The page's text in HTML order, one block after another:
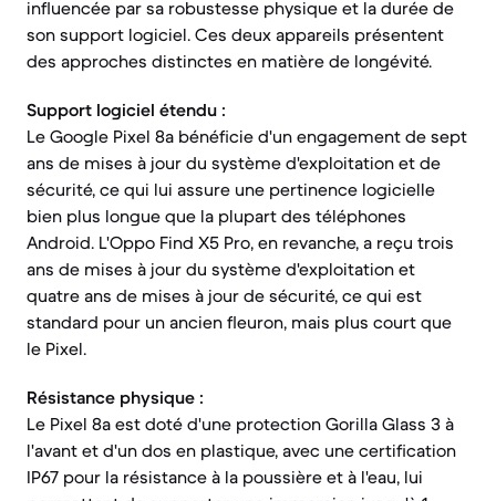
influencée par sa robustesse physique et la durée de
son support logiciel. Ces deux appareils présentent
des approches distinctes en matière de longévité.
Support logiciel étendu :
Le Google Pixel 8a bénéficie d'un engagement de sept
ans de mises à jour du système d'exploitation et de
sécurité, ce qui lui assure une pertinence logicielle
bien plus longue que la plupart des téléphones
Android. L'Oppo Find X5 Pro, en revanche, a reçu trois
ans de mises à jour du système d'exploitation et
quatre ans de mises à jour de sécurité, ce qui est
standard pour un ancien fleuron, mais plus court que
le Pixel.
Résistance physique :
Le Pixel 8a est doté d'une protection Gorilla Glass 3 à
l'avant et d'un dos en plastique, avec une certification
IP67 pour la résistance à la poussière et à l'eau, lui